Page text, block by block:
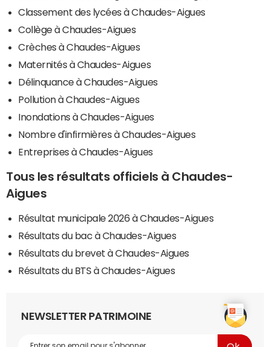
Classement des lycées à Chaudes-Aigues
Collège à Chaudes-Aigues
Crèches à Chaudes-Aigues
Maternités à Chaudes-Aigues
Délinquance à Chaudes-Aigues
Pollution à Chaudes-Aigues
Inondations à Chaudes-Aigues
Nombre d'infirmières à Chaudes-Aigues
Entreprises à Chaudes-Aigues
Tous les résultats officiels à Chaudes-
Aigues
Résultat municipale 2026 à Chaudes-Aigues
Résultats du bac à Chaudes-Aigues
Résultats du brevet à Chaudes-Aigues
Résultats du BTS à Chaudes-Aigues
NEWSLETTER PATRIMOINE